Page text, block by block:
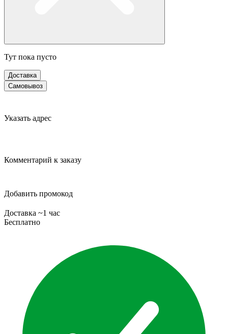
Тут пока пусто
Доставка
Самовывоз
Указать адрес
Комментарий к заказу
Добавить промокод
Доставка ~1 час
Бесплатно